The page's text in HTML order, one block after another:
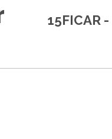
15FICAR -